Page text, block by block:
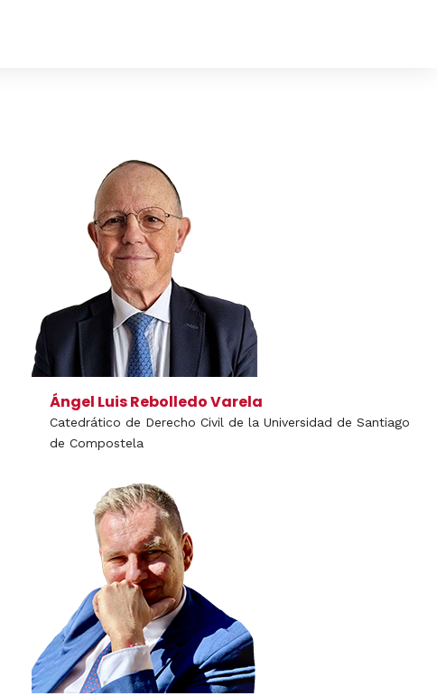
Ángel Luis Rebolledo Varela
Catedrático de Derecho Civil de la Universidad de Santiago
de Compostela